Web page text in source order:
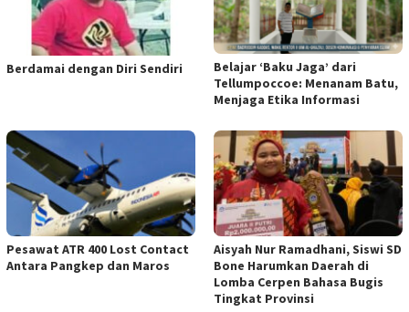
Berdamai dengan Diri Sendiri
Belajar ‘Baku Jaga’ dari
Tellumpoccoe: Menanam Batu,
Menjaga Etika Informasi
Pesawat ATR 400 Lost Contact
Antara Pangkep dan Maros
Aisyah Nur Ramadhani, Siswi SD
Bone Harumkan Daerah di
Lomba Cerpen Bahasa Bugis
Tingkat Provinsi